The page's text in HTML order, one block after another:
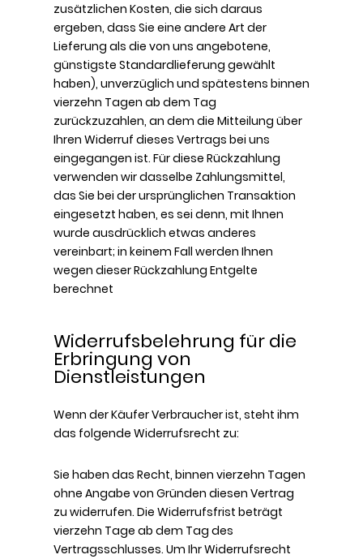
zusätzlichen Kosten, die sich daraus
ergeben, dass Sie eine andere Art der
Lieferung als die von uns angebotene,
günstigste Standardlieferung gewählt
haben), unverzüglich und spätestens binnen
vierzehn Tagen ab dem Tag
zurückzuzahlen, an dem die Mitteilung über
Ihren Widerruf dieses Vertrags bei uns
eingegangen ist. Für diese Rückzahlung
verwenden wir dasselbe Zahlungsmittel,
das Sie bei der ursprünglichen Transaktion
eingesetzt haben, es sei denn, mit Ihnen
wurde ausdrücklich etwas anderes
vereinbart; in keinem Fall werden Ihnen
wegen dieser Rückzahlung Entgelte
berechnet
Widerrufsbelehrung für die
Erbringung von
Dienstleistungen
Wenn der Käufer Verbraucher ist, steht ihm
das folgende Widerrufsrecht zu:
Sie haben das Recht, binnen vierzehn Tagen
ohne Angabe von Gründen diesen Vertrag
zu widerrufen. Die Widerrufsfrist beträgt
vierzehn Tage ab dem Tag des
Vertragsschlusses. Um Ihr Widerrufsrecht